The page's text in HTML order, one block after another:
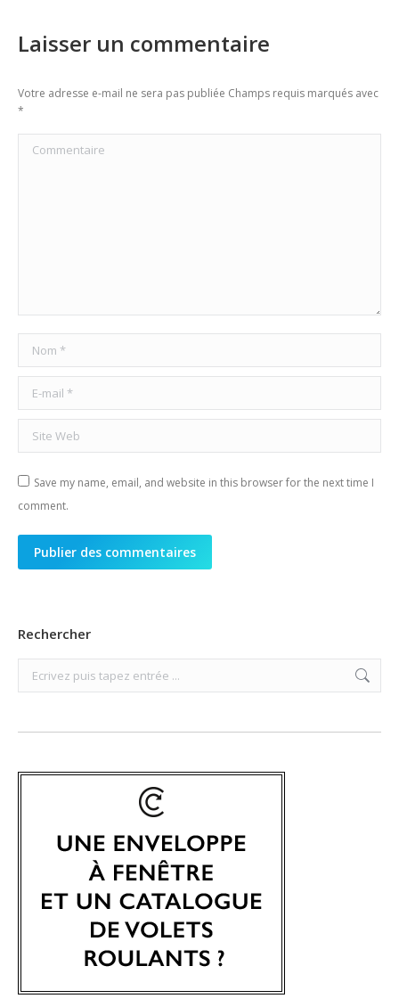
Laisser un commentaire
Votre adresse e-mail ne sera pas publiée Champs requis marqués avec
*
Commentaire
Nom *
E-mail *
Site Web
Save my name, email, and website in this browser for the next time I
comment.
Publier des commentaires
Rechercher
Search: